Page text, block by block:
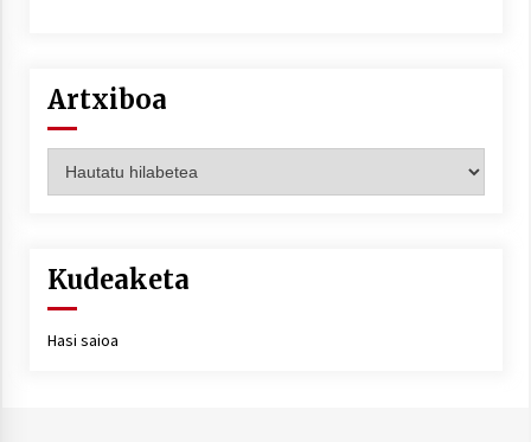
Artxiboa
Kudeaketa
Hasi saioa